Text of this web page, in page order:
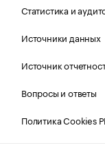
Статистика и
Источники данных
Источник
Вопросы и ответы
Политика Cookies